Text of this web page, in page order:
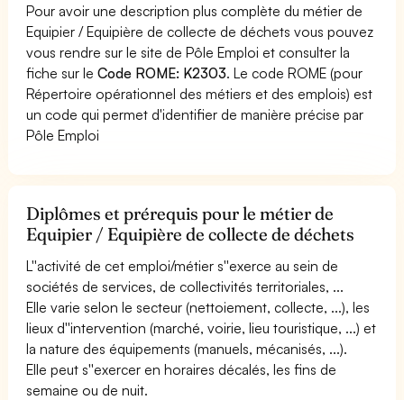
Pour avoir une description plus complète du métier de
Equipier / Equipière de collecte de déchets vous pouvez
vous rendre sur le site de Pôle Emploi et consulter la
fiche sur leCode ROME: K2303. Le code ROME (pour
Répertoire opérationnel des métiers et des emplois) est
un code qui permet d'identifier de manière précise par
Pôle Emploi
Diplômes et prérequis pour le métier de
Equipier / Equipière de collecte de déchets
L''activité de cet emploi/métier s''exerce au sein de
sociétés de services, de collectivités territoriales, ...
Elle varie selon le secteur (nettoiement, collecte, ...), les
lieux d''intervention (marché, voirie, lieu touristique, ...) et
la nature des équipements (manuels, mécanisés, ...).
Elle peut s''exercer en horaires décalés, les fins de
semaine ou de nuit.